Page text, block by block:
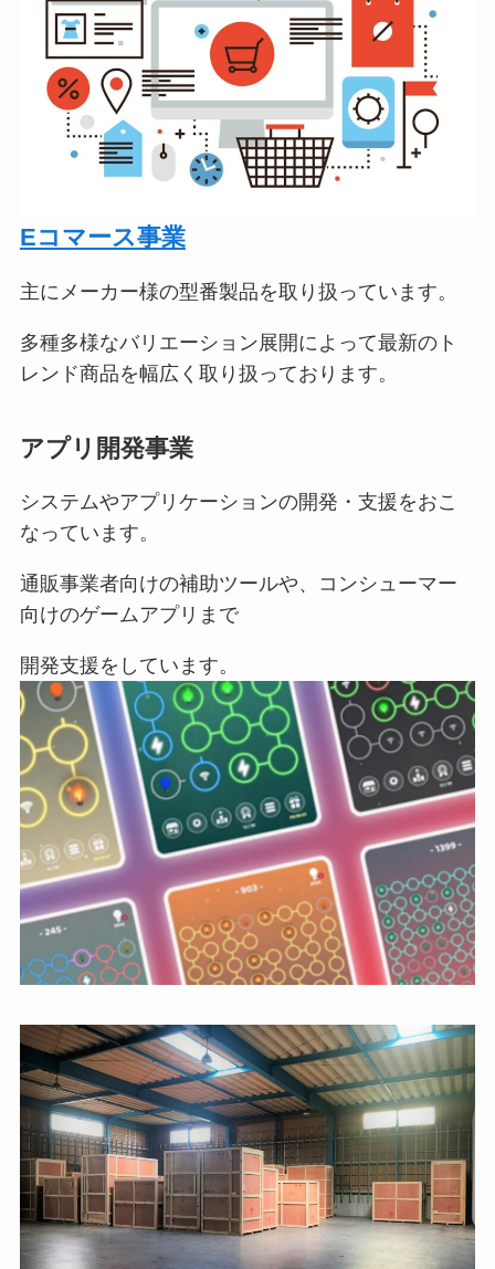
Eコマース事業
主にメーカー様の型番製品を取り扱っています。
多種多様なバリエーション展開によって最新のト
レンド商品を幅広く取り扱っております。
アプリ開発事業
システムやアプリケーションの開発・支援をおこ
なっています。
通販事業者向けの補助ツールや、コンシューマー
向けのゲームアプリまで
開発支援をしています。